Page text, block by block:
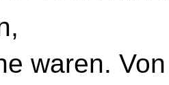
waren.